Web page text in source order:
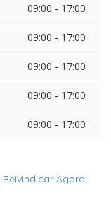
09:00 - 17:00
09:00 - 17:00
09:00 - 17:00
09:00 - 17:00
09:00 - 17:00
Reivindicar Agora!